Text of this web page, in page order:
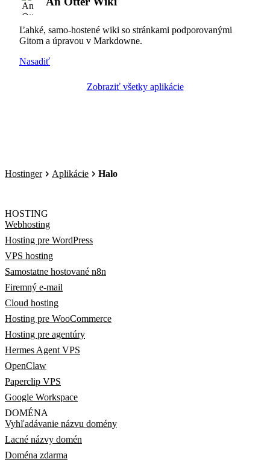
Ľahké, samo-hostené wiki so stránkami podporovanými
Gitom a úpravou v Markdowne.
Nasadiť
Zobraziť všetky aplikácie
Hostinger Aplikácie Halo
HOSTING
Webhosting
Hosting pre WordPress
VPS hosting
Samostatne hostované n8n
Firemný e-mail
Cloud hosting
Hosting pre WooCommerce
Hosting pre agentúry
Hermes Agent VPS
OpenClaw
Paperclip VPS
Google Workspace
DOMÉNA
Vyhľadávanie názvu domény
Lacné názvy domén
Doména zdarma